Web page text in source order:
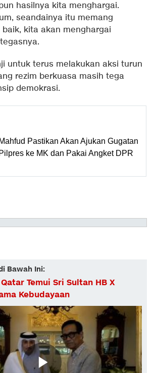
hasilnya kita menghargai.
seandainya itu memang
kita akan menghargai
untuk terus melakukan aksi turun
rezim berkuasa masih tega
demokrasi.
Mahfud Pastikan Akan Ajukan Gugatan
Pilpres ke MK dan Pakai Angket DPR
Bawah Ini:
Temui Sri Sultan HB X
Kebudayaan